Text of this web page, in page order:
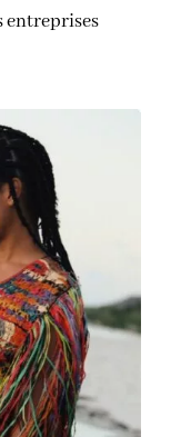
entreprises